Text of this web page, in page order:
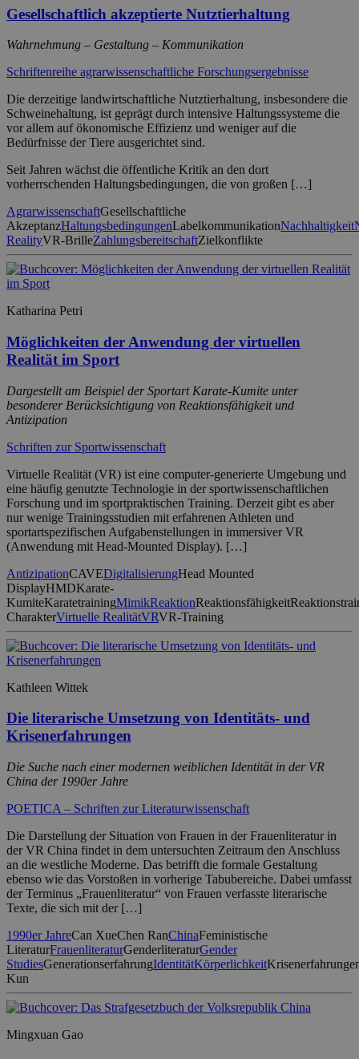
Gesellschaftlich akzeptierte Nutztierhaltung
Wahrnehmung – Gestaltung – Kommunikation
Schriftenreihe agrarwissenschaftliche Forschungsergebnisse
Die derzeitige landwirtschaftliche Nutztierhaltung, insbesondere die
Schweinehaltung, ist geprägt durch intensive Haltungssysteme die
vor allem auf ökonomische Effizienz und weniger auf die
Bedürfnisse der Tiere ausgerichtet sind.
Seit Jahren wächst die öffentliche Kritik an den dort
vorherrschenden Haltungsbedingungen, die von großen […]
AgrarwissenschaftGesellschaftliche
AkzeptanzHaltungsbedingungenLabelkommunikationNachhaltigkeit
RealityVR-BrilleZahlungsbereitschaftZielkonflikte
Katharina Petri
Möglichkeiten der Anwendung der virtuellen
Realität im Sport
Dargestellt am Beispiel der Sportart Karate-Kumite unter
besonderer Berücksichtigung von Reaktionsfähigkeit und
Antizipation
Schriften zur Sportwissenschaft
Virtuelle Realität (VR) ist eine computer-generierte Umgebung und
eine häufig genutzte Technologie in der sportwissenschaftlichen
Forschung und im sportpraktischen Training. Derzeit gibt es aber
nur wenige Trainingsstudien mit erfahrenen Athleten und
sportartspezifischen Aufgabenstellungen in immersiver VR
(Anwendung mit Head-Mounted Display). […]
AntizipationCAVEDigitalisierungHead Mounted
DisplayHMDKarate-
KumiteKaratetrainingMimikReaktionReaktionsfähigkeit
CharakterVirtuelle RealitätVRVR-Training
Kathleen Wittek
Die literarische Umsetzung von Identitäts- und
Krisenerfahrungen
Die Suche nach einer modernen weiblichen Identität in der VR
China der 1990er Jahre
POETICA – Schriften zur Literaturwissenschaft
Die Darstellung der Situation von Frauen in der Frauenliteratur in
der VR China findet in dem untersuchten Zeitraum den Anschluss
an die westliche Moderne. Das betrifft die formale Gestaltung
ebenso wie das Vorstoßen in vorherige Tabubereiche. Dabei umfasst
der Terminus „Frauenliteratur“ von Frauen verfasste literarische
Texte, die sich mit der […]
1990er JahreCan XueChen RanChinaFeministische
LiteraturFrauenliteraturGenderliteraturGender
StudiesGenerationserfahrungIdentitätKörperlichkeit
Kun
Mingxuan Gao